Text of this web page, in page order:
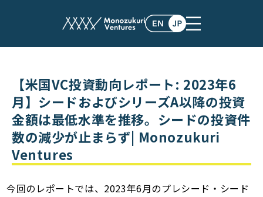
post
【米国VC投資動向レポート: 2023年6
月】シードおよびシリーズA以降の投資
金額は最低水準を推移。シードの投資件
数の減少が止まらず| Monozukuri
Ventures
今回のレポートでは、2023年6月のプレシード・シード